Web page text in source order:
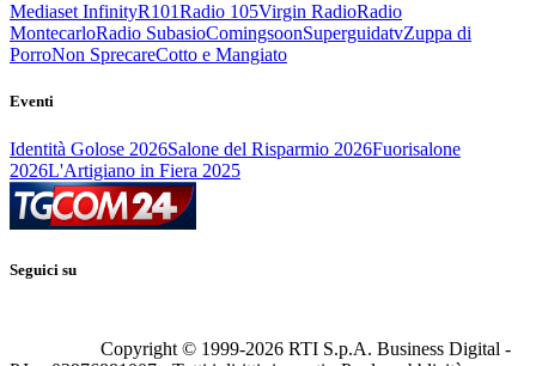
Mediaset InfinityR101Radio 105Virgin RadioRadio
MontecarloRadio SubasioComingsoonSuperguidatvZuppa di
PorroNon SprecareCotto e Mangiato
Eventi
Identità Golose 2026Salone del Risparmio 2026Fuorisalone
2026L'Artigiano in Fiera 2025
Seguici su
Copyright © 1999-2026 RTI S.p.A. Business Digital -